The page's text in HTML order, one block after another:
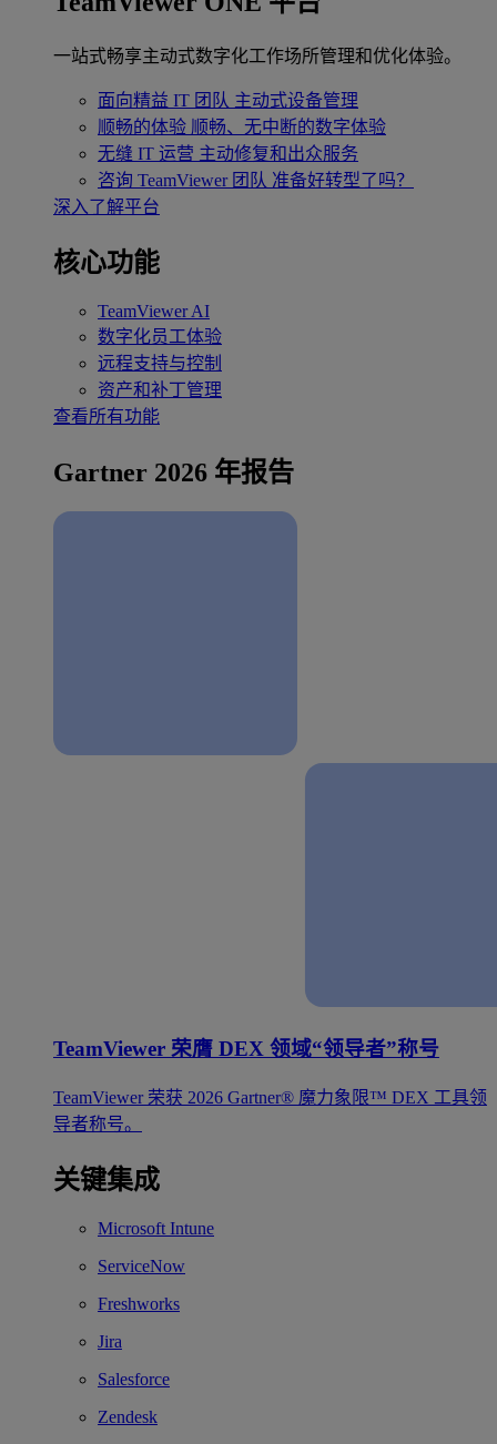
一站式畅享主动式数字化工作场所管理和优化体验。
面向精益 IT 团队 主动式设备管理
顺畅的体验 顺畅、无中断的数字体验
无缝 IT 运营 主动修复和出众服务
咨询 TeamViewer 团队 准备好转型了吗？
深入了解平台
核心功能
TeamViewer AI
数字化员工体验
远程支持与控制
资产和补丁管理
查看所有功能
Gartner 2026 年报告
TeamViewer 荣膺 DEX 领域“领导者”称号
TeamViewer 荣获 2026 Gartner® 魔力象限™ DEX 工具领
导者称号。
关键集成
Microsoft Intune
ServiceNow
Freshworks
Jira
Salesforce
Zendesk